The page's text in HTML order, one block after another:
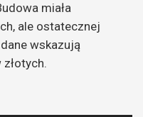
miała
ale ostatecznej
wskazują